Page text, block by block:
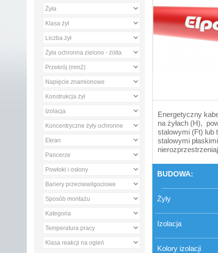
Energetyczny
na żyłach (H),
stalowymi (Ft) lub
stalowymi
BUDOWA:
Żyły
Izolacja
Kolory izolacji